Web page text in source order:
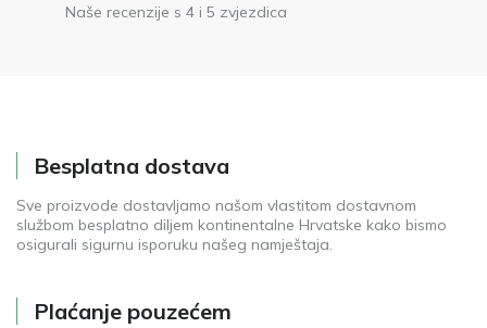
Naše recenzije s 4 i 5 zvjezdica
Besplatna dostava
Sve proizvode dostavljamo našom vlastitom dostavnom
službom besplatno diljem kontinentalne Hrvatske kako bismo
osigurali sigurnu isporuku našeg namještaja.
Plaćanje pouzećem